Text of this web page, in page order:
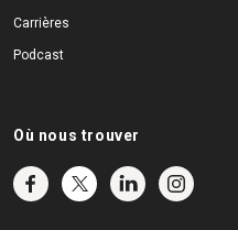
Carrières
Podcast
Où nous trouver